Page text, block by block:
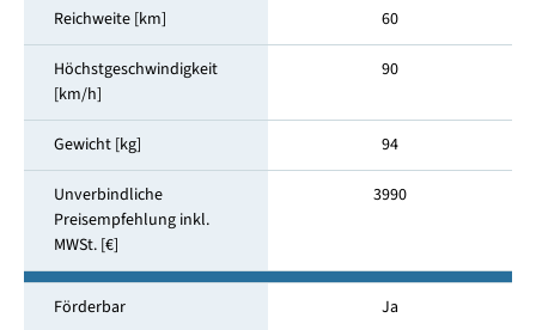
Reichweite [km] 60
Höchstgeschwindigkeit
[km/h]
90
Gewicht [kg] 94
Unverbindliche
Preisempfehlung inkl.
MWSt. [€]
3990
Förderbar Ja